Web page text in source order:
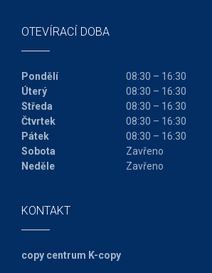
OTEVÍRACÍ DOBA
Pondělí
08:30 – 16:30
Úterý
08:30 – 16:30
Středa
08:30 – 16:30
Čtvrtek
08:30 – 16:30
Pátek
08:30 – 16:30
Sobota
Zavřeno
Neděle
Zavřeno
KONTAKT
copy centrum K-copy